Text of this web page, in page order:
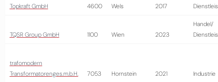
Topkraft GmbH 4600 Wels 2017
TQSR Group GmbH 1100 Wien 2023
Handel/
trafomodern
Transformatorenges.m.b.H.
7053 Hornstein 2021 Industrie